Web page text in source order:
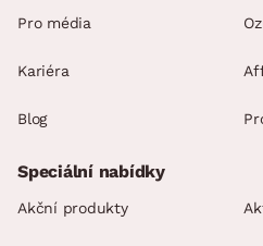
Pro média
Kariéra
Blog
Speciální nabídky
Akční produkty